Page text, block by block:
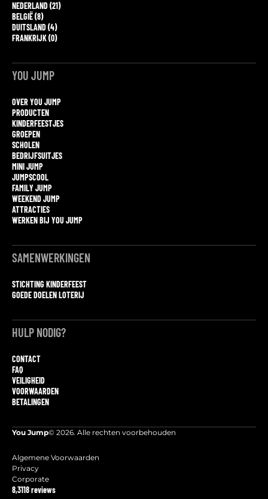
NEDERLAND (21)
BELGIË (8)
DUITSLAND (4)
FRANKRIJK (0)
YOU JUMP
OVER YOU JUMP
PRODUCTEN
KINDERFEESTJES
GROEPEN
SCHOLEN
BEDRIJFSUITJES
MINI JUMP
JUMPSCOOL
FAMILY JUMP
WEEKEND JUMP
ATTRACTIES
WERKEN BIJ YOU JUMP
SAMENWERKINGEN
STICHTING KINDERFEEST
GOEDE DOELEN LOTERIJ
HULP NODIG?
CONTACT
FAQ
VEILIGHEID
VOORWAARDEN
BETALINGEN
You Jump© 2026. Alle rechten voorbehouden
Algemene Voorwaarden
Privacy
Corporate
8,3118 reviews